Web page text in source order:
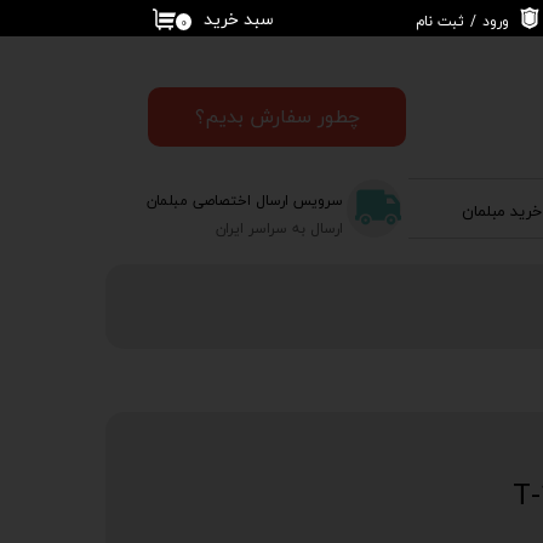
سرویس ارسال اختصاصی مبلمان
ارسال به سراسر ایران
۰ سبد خرید ورود / ثبت نام
خروج از حساب
مبلمان
چطور سفارش بدیم؟